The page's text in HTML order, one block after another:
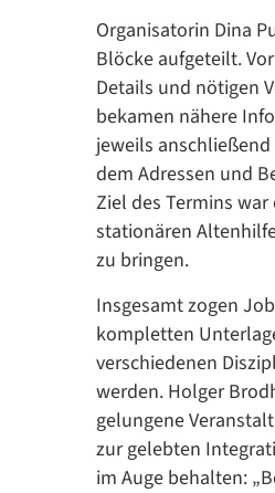
Organisatorin Dina
Blöcke aufgeteilt.
Details und nötigen
bekamen nähere
jeweils
dem Adressen und
Ziel des Termins
stationären
zu bringen.
Insgesamt zogen
kompletten
verschiedenen
werden. Holger
gelungene
zur gelebten
im Auge behalten: